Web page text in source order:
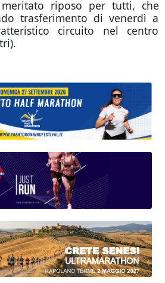
riposo per tutti, che
trasferimento di venerdì a
circuito nel centro